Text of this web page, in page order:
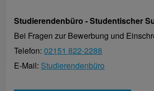
Studierendenbüro - Studentischer
Bei Fragen zur Bewerbung und
Telefon: 02151 822-2288
E-Mail: Studierendenbüro